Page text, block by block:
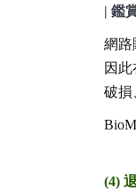
| 鑑
網路
因此
破損
(4)